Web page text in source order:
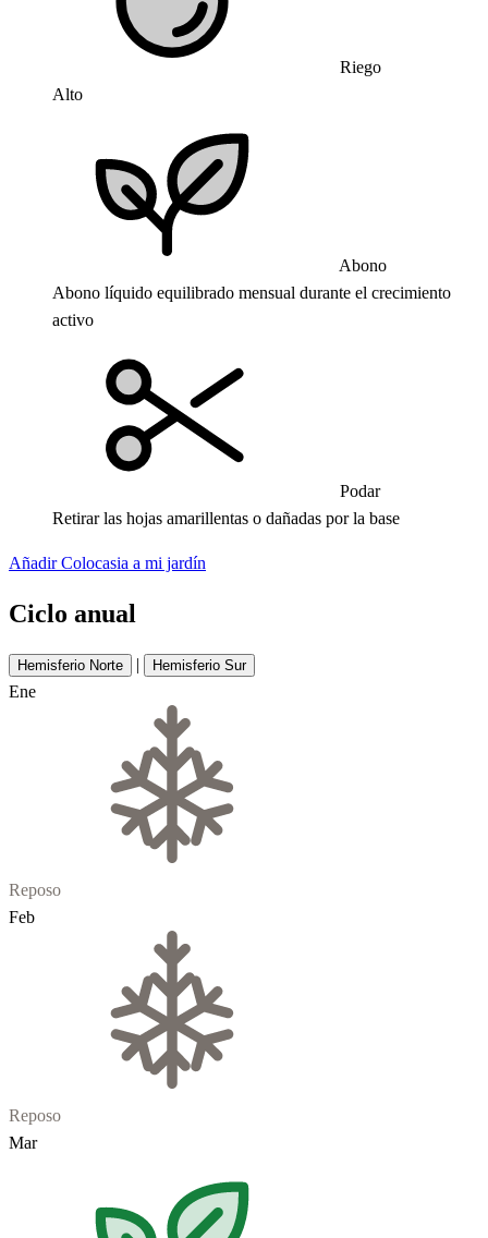
Riego
Alto
Abono
Abono líquido equilibrado mensual durante el crecimiento
activo
Podar
Retirar las hojas amarillentas o dañadas por la base
Añadir Colocasia a mi jardín
Ciclo anual
Hemisferio Norte | Hemisferio Sur
Ene
Reposo
Feb
Reposo
Mar